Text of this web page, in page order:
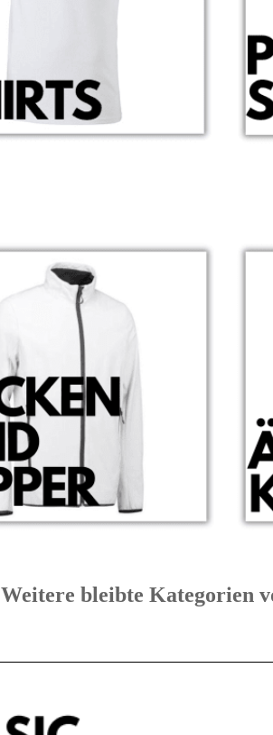
Weitere bleibte Kategorien